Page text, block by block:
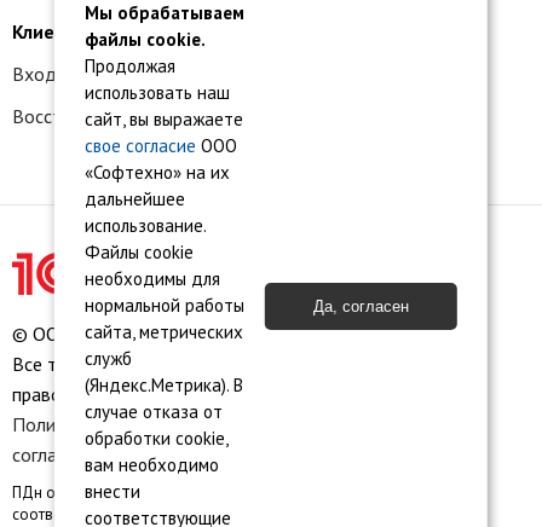
Клиентам
Вход в личный кабинет
Восстановление доступа к сервису 1С:БО
© ООО «Софтехно» Все права защищены.
Все торговые марки являются собственностью их
правообладателей.
Политика конфиденциальности
соглашение
Карта сайта
ПДн опубликованы на сайте при наличии правовых оснований в
соответствии с ч.1 ст.6 и ст. 10.1 152-ФЗ. Субъектами установлены
Мы обрабатываем
файлы cookie.
Продолжая
использовать наш
сайт, вы выражаете
свое согласие ООО
«Софтехно» на их
дальнейшее
использование.
Файлы cookie
необходимы для
нормальной работы
сайта, метрических
служб
(Яндекс.Метрика). В
случае отказа от
обработки cookie,
вам необходимо
внести
соответствующие
Да, согласен